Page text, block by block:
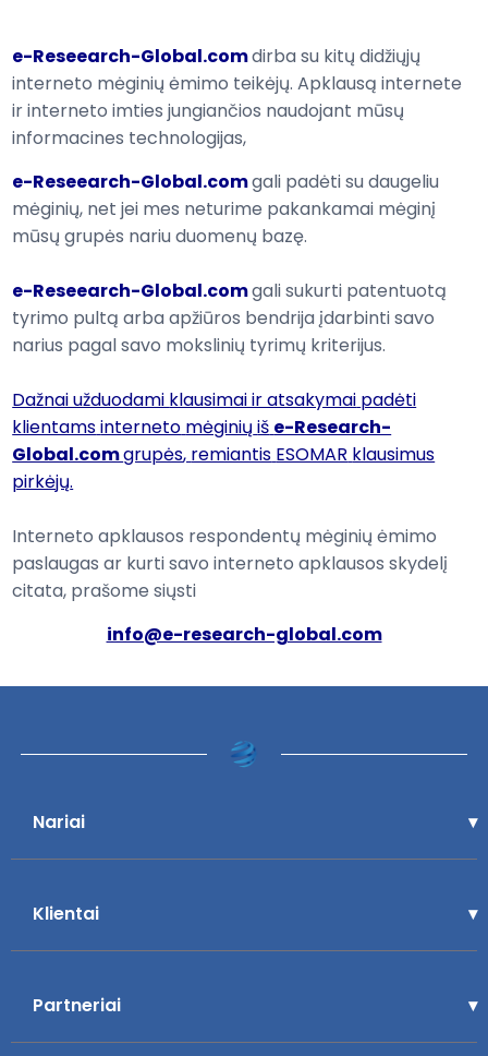
e-Reseearch-Global.comdirba su kitų didžiųjų
interneto mėginių ėmimo teikėjų.Apklausą internete
ir interneto imties jungiančios naudojant mūsų
informacines technologijas,
e-Reseearch-Global.comgali padėtisu daugeliu
mėginių, net jei mes neturime pakankamai mėginį
mūsų grupės nariuduomenų bazę.
e-Reseearch-Global.comgali sukurti patentuotą
tyrimo pultą arbaapžiūros bendrijaįdarbintisavo
narius pagalsavo mokslinių tyrimų kriterijus.
Dažnai užduodami klausimai ir atsakymai padėti
klientamsinterneto mėginių iš e-Research-
Global.comgrupės, remiantis ESOMAR klausimus
pirkėjų.
Internetoapklausos respondentų mėginių ėmimo
paslaugas ar kurtisavo interneto apklausos skydelį
citata, prašome siųsti
info@e-research-global.com
Nariai
Klientai
Partneriai